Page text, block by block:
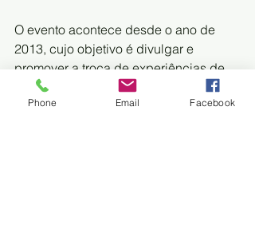
O evento acontece desde o ano de
2013, cujo objetivo é divulgar e
promover a troca de experiências de
sucesso com a utilização das
tecnologias digitais e recursos
Phone Email Facebook